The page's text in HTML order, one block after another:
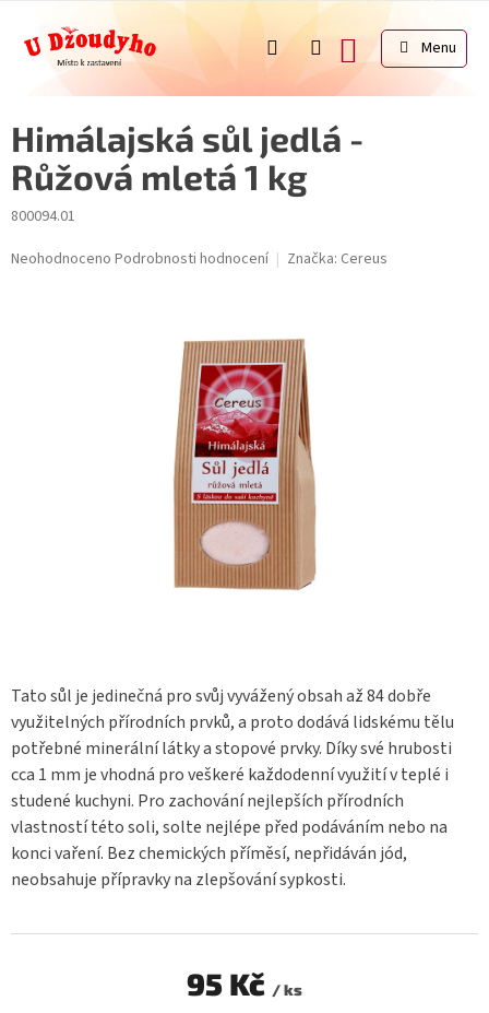
obsah
NÁKUPNÍ
KOŠÍK
Himálajská sůl jedlá -
Růžová mletá 1 kg
800094.01
Průměrné
Neohodnoceno Podrobnosti hodnocení Značka: Cereus
Tato sůl je jedinečná pro svůj vyvážený obsah až 84 dobře
využitelných přírodních prvků, a proto dodává lidskému tělu
potřebné minerální látky a stopové prvky. Díky své hrubosti
cca 1 mm je vhodná pro veškeré každodenní využití v teplé i
studené kuchyni. Pro zachování nejlepších přírodních
vlastností této soli, solte nejlépe před podáváním nebo na
konci vaření. Bez chemických příměsí, nepřidáván jód,
neobsahuje přípravky na zlepšování sypkosti.
95 Kč / ks